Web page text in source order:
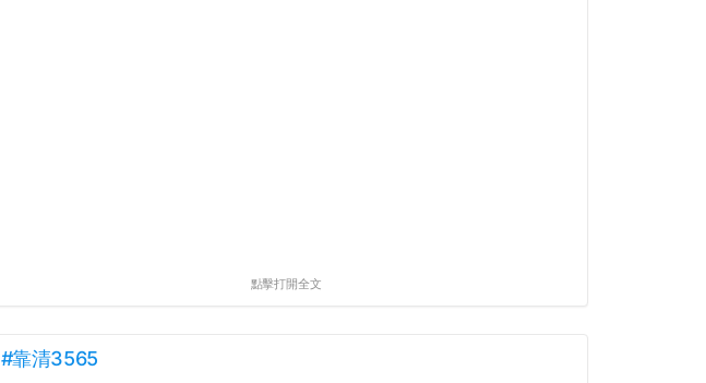
點擊打開全文
#靠清3565